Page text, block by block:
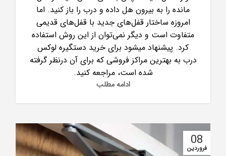
مانده را به بیرون هل داده و درب را باز کنید. اما
امروزه ساختار قفل‌های جدید با قفل‌های قدیمی
متفاوت است و دیگر نمی‌توان از این روش استفاده
کرد. پیشنهاد میشود برای خرید دستگیره لوکس
درب به بهترین مراکز فروشی که برای آن درنظر گرفته
شده است، مراجعه کنید.
ادامه مطلب
08
فروردین